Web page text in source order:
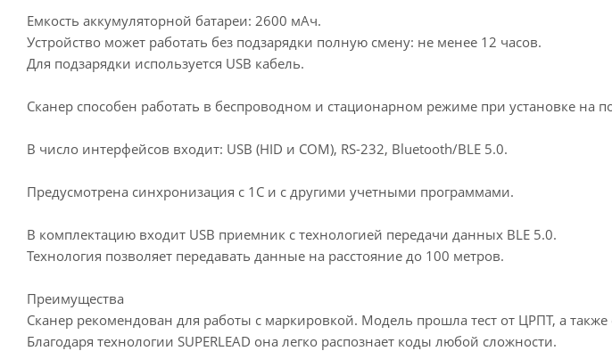
Емкость аккумуляторной батареи: 2600 мАч.
Устройство может работать без подзарядки полную смену: не менее 12 часов.
Для подзарядки используется USB кабель.
Сканер способен работать в беспроводном и стационарном режиме при установке на
В число интерфейсов входит: USB (HID и COM), RS-232, Bluetooth/BLE 5.0.
Предусмотрена синхронизация с 1С и с другими учетными программами.
В комплектацию входит USB приемник с технологией передачи данных BLE 5.0.
Технология позволяет передавать данные на расстояние до 100 метров.
Преимущества
Сканер рекомендован для работы с маркировкой. Модель прошла тест от ЦРПТ, а
Благодаря технологии SUPERLEAD она легко распознает коды любой сложности.